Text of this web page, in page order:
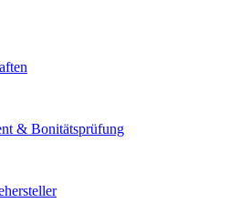
& Bonitätsprüfung